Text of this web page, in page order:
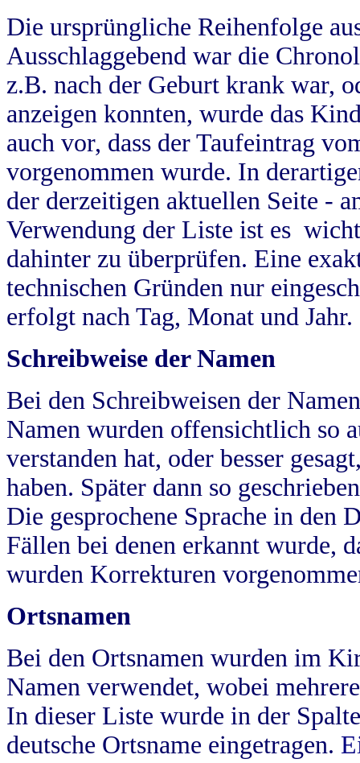
Die ursprüngliche Reihenfolge
Ausschlaggebend war die
z.B. nach der Geburt krank war,
anzeigen konnten, wurde das
auch vor, dass der Taufeintrag
vorgenommen wurde. In
der derzeitigen aktuellen Seite -
Verwendung der Liste ist es
dahinter zu überprüfen. Eine
technischen Gründen nur
erfolgt nach Tag, Monat und Jahr.
Schreibweise der Namen
Bei den Schreibweisen der
Namen wurden offensichtlich so
verstanden hat, oder besser
haben. Später dann so
Die gesprochene Sprache in
Fällen bei denen erkannt wurde,
wurden Korrekturen
Ortsnamen
Bei den Ortsnamen wurden im
Namen verwendet, wobei
In dieser Liste wurde in der
deutsche Ortsname eingetragen.